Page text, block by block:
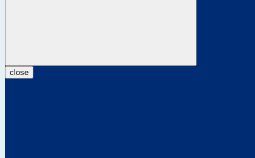
close